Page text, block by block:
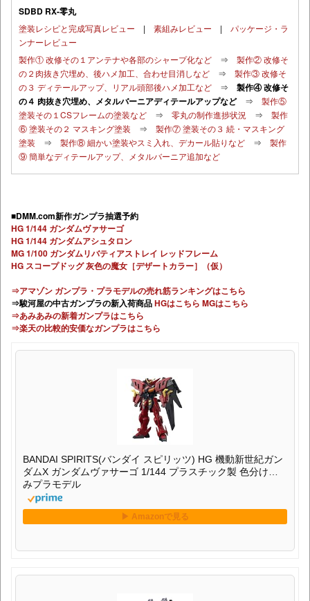
SDBD RX-零丸
塗装レシピと完成写真レビュー | 素組みレビュー | パッケージ・ラ
ンナーレビュー
製作① 改修その１アンテナや各部のシャープ化など ⇒ 製作② 改修そ
の２肉抜き穴埋め、後ハメ加工、合わせ目消しなど ⇒ 製作③ 改修そ
の３ ディテールアップ、リアル頭部後ハメ加工など ⇒ 製作④ 改修そ
の４ 肉抜き穴埋め、メタルバーニアディテールアップなど⇒ 製作⑤
塗装その１CSフレームの塗装など ⇒ 零丸の制作進捗状況 ⇒ 製作
⑥ 塗装その２ マスキング塗装 ⇒ 製作⑦ 塗装その３ 続・マスキング
塗装 ⇒ 製作⑧ 細かい塗装やスミ入れ、デカール貼りなど ⇒ 製作
⑨ 簡単なディテールアップ、メタルバーニア追加など
■DMM.com新作ガンプラ抽選予約
HG 1/144 ガンダムヴァサーゴ
HG 1/144 ガンダムアシュタロン
MG 1/100 ガンダムリバティアストレイ レッドフレーム
HG スコープドッグ 灰色の魔女［デザートカラー］（仮）
⇒アマゾン ガンプラ・プラモデルの売れ筋ランキングはこちら
⇒駿河屋の中古ガンプラの新入荷商品HGはこちら MGはこちら
⇒あみあみの新着ガンプラはこちら
⇒楽天の比較的安価なガンプラはこちら
BANDAI SPIRITS(バンダイ スピリッツ) HG 機動新世紀ガン
ダムX ガンダムヴァサーゴ 1/144 プラスチック製 色分け済
みプラモデル